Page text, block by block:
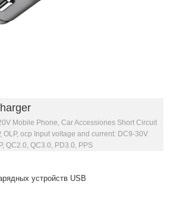
Mobile Phone, Car Accessiories Short Circuit
OLP, ocp Input voltage and current: DC9-30V
QC2.0, QC3.0, PD3.0, PPS
устройств USB